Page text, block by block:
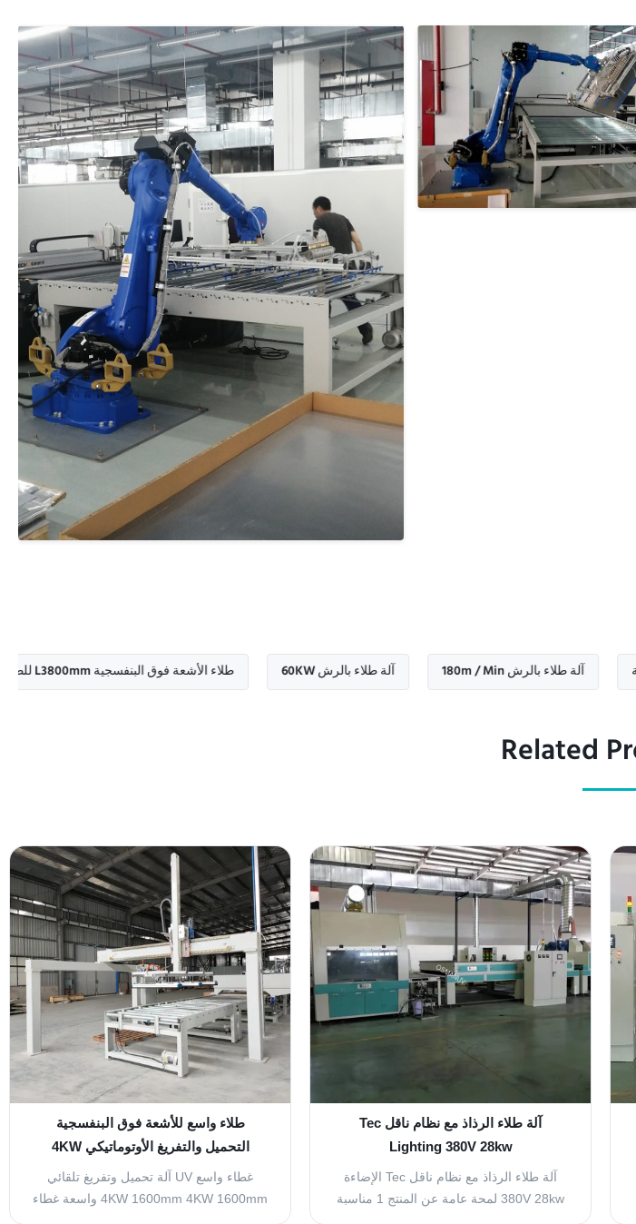
آلة طلاء بالرش 180m / Min آلة طلاء بالرش 60KW طلاء الأشعة فوق البنفسجية L3800mm للطباعة الرقمية
Related
آلة طلاء الرذاذ مع نظام ناقل Tec
Lighting 380V 28kw
آلة طلاء الرذاذ مع نظام ناقل Tec الإضاءة
380V 28kw لمحة عامة عن المنتج 1 مناسبة
طلاء واسع للأشعة فوق البنفسجية
التحميل والتفريغ الأوتوماتيكي 4KW
1600mm
غطاء واسع UV آلة تحميل وتفريغ تلقائي
4KW 1600mm 4KW 1600mm واسعة غطاء